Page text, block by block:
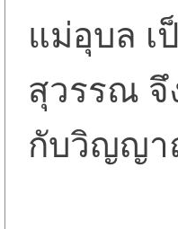
แม่อุบล เ
สุวรรณ จึ
กับวิญญา